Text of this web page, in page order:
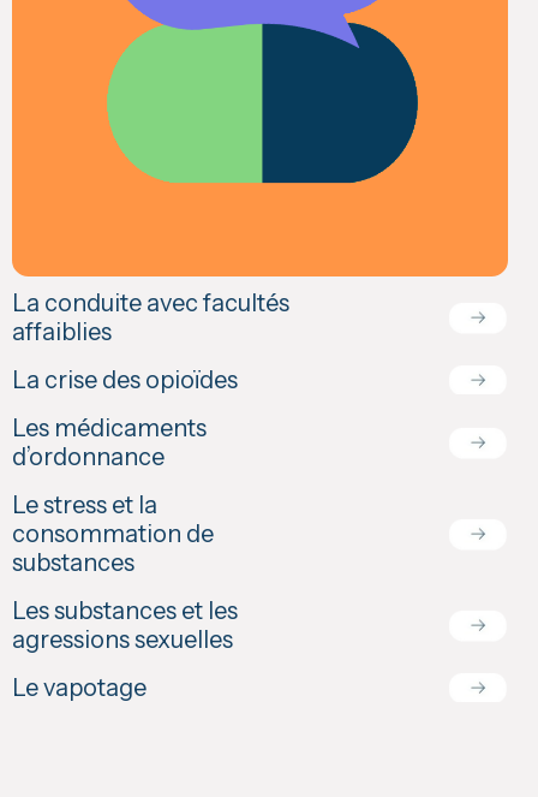
La conduite avec facultés
affaiblies
La crise des opioïdes
Les médicaments
d’ordonnance
Le stress et la
consommation de
substances
Les substances et les
agressions sexuelles
Le vapotage